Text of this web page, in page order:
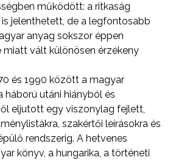
működött: a ritkaság
jelenthetett, de a legfontosabb
anyag sokszor éppen
vált különösen érzékeny
és 1990 között a magyar
háború utáni hiányból és
eljutott egy viszonylag fejlett,
szakértői leírásokra és
rendszerig. A hetvenes
könyv, a hungarika, a történeti